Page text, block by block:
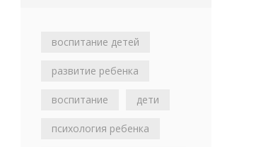
воспитание детей
развитие ребенка
воспитание дети
психология ребенка